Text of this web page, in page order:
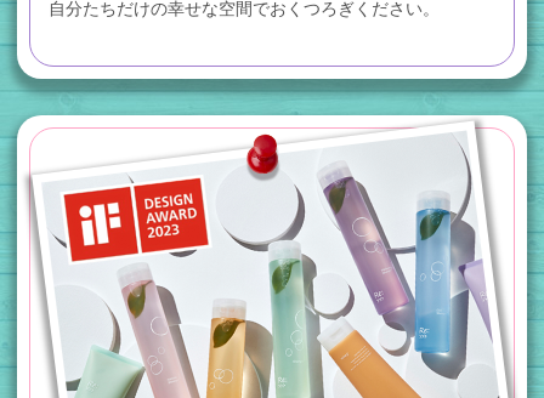
自分たちだけの幸せな空間でおくつろぎください。